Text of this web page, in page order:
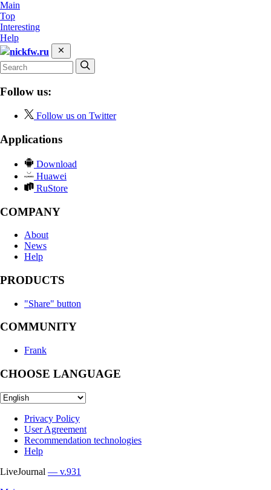
Main
Top
Interesting
Help
nickfw.ru
Follow us:
Follow us on Twitter
Applications
Download
Huawei
RuStore
COMPANY
About
News
Help
PRODUCTS
"Share" button
COMMUNITY
Frank
CHOOSE LANGUAGE
Privacy Policy
User Agreement
Recommendation technologies
Help
LiveJournal — v.931